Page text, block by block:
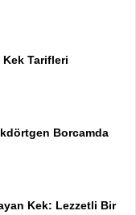
Kek Tarifleri
Borcamda
Kek: Lezzetli Bir